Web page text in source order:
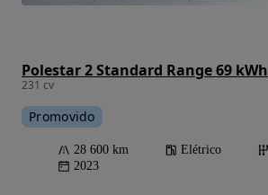
Polestar 2 Standard Range 69 kWh
231 cv
Promovido
28 600 km Elétrico
2023